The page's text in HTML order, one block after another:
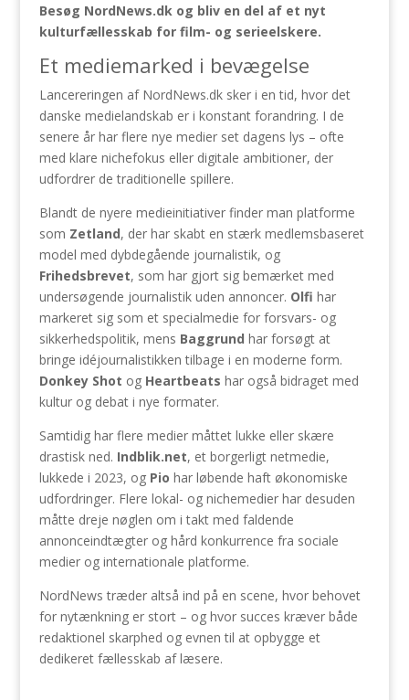
Besøg NordNews.dk og bliv en del af et nyt
kulturfællesskab for film- og serieelskere.
Et mediemarked i bevægelse
Lancereringen af NordNews.dk sker i en tid, hvor det
danske medielandskab er i konstant forandring. I de
senere år har flere nye medier set dagens lys – ofte
med klare nichefokus eller digitale ambitioner, der
udfordrer de traditionelle spillere.
Blandt de nyere medieinitiativer finder man platforme
som Zetland, der har skabt en stærk medlemsbaseret
model med dybdegående journalistik, og
Frihedsbrevet, som har gjort sig bemærket med
undersøgende journalistik uden annoncer. Olfi har
markeret sig som et specialmedie for forsvars- og
sikkerhedspolitik, mens Baggrund har forsøgt at
bringe idéjournalistikken tilbage i en moderne form.
Donkey Shot og Heartbeats har også bidraget med
kultur og debat i nye formater.
Samtidig har flere medier måttet lukke eller skære
drastisk ned. Indblik.net, et borgerligt netmedie,
lukkede i 2023, og Pio har løbende haft økonomiske
udfordringer. Flere lokal- og nichemedier har desuden
måtte dreje nøglen om i takt med faldende
annonceindtægter og hård konkurrence fra sociale
medier og internationale platforme.
NordNews træder altså ind på en scene, hvor behovet
for nytænkning er stort – og hvor succes kræver både
redaktionel skarphed og evnen til at opbygge et
dedikeret fællesskab af læsere.